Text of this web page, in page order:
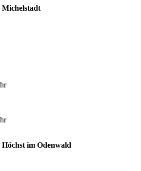
im Odenwald